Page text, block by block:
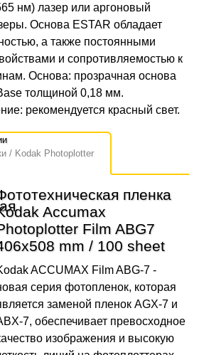
нм) лазер или аргоновый
Основа ESTAR обладает
а также постоянными
и сопротивляемостью к
Основа: прозрачная основа
толщиной 0,18 мм.
рекомендуется красный свет.
Kodak Photoplotter
пленка
Accumax
Film ABG7
mm / 100 sheet
ACCUMAX Film ABG-7 -
серия фотопленок, которая
заменой пленок AGX-7 и
7, обеспечивает превосходное
изображения и высокую